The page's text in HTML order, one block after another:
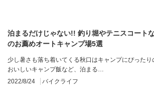
泊まるだけじゃない!! 釣り堀やテニスコート
のお薦めオートキャンプ場5選
少し暑さも落ち着いてくる秋口はキャンプにぴった
おいしいキャンプ飯など、泊まる…
2022/8/24
バイクライフ